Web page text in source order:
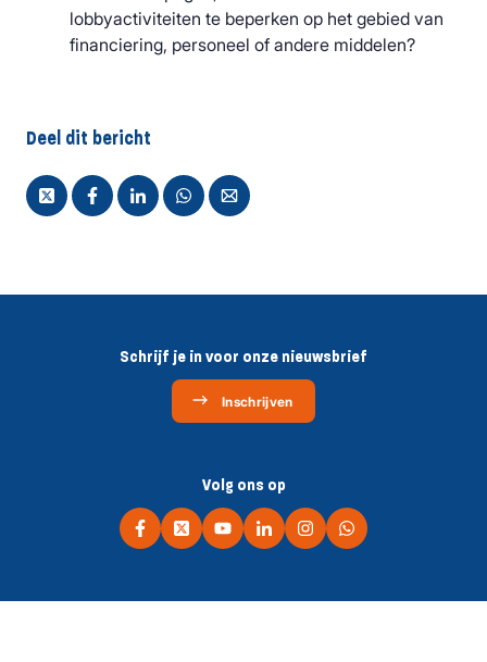
lobbyactiviteiten te beperken op het gebied van
financiering, personeel of andere middelen?
Deel dit bericht
Schrijf je in voor onze nieuwsbrief
Inschrijven
Volg ons op